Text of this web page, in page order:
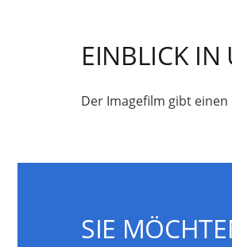
EINBLICK IN
Der Imagefilm gibt
SIE